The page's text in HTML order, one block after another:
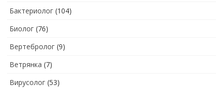
Бактериолог (104)
Биолог (76)
Вертебролог (9)
Ветрянка (7)
Вирусолог (53)